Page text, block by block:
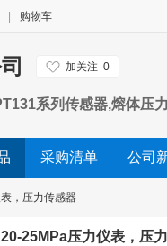
购物车
加关注 0
系列传感器,熔体压
采购清单 公司
，压力传感器
25MPa压力仪表，压